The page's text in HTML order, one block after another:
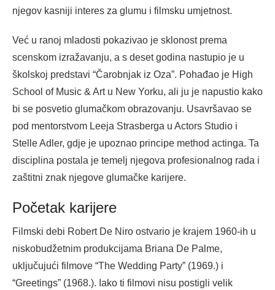
njegov kasniji interes za glumu i filmsku umjetnost.
Već u ranoj mladosti pokazivao je sklonost prema
scenskom izražavanju, a s deset godina nastupio je u
školskoj predstavi “Čarobnjak iz Oza”. Pohađao je High
School of Music & Art u New Yorku, ali ju je napustio kako
bi se posvetio glumačkom obrazovanju. Usavršavao se
pod mentorstvom Leeja Strasberga u Actors Studio i
Stelle Adler, gdje je upoznao principe method actinga. Ta
disciplina postala je temelj njegova profesionalnog rada i
zaštitni znak njegove glumačke karijere.
Početak karijere
Filmski debi Robert De Niro ostvario je krajem 1960-ih u
niskobudžetnim produkcijama Briana De Palme,
uključujući filmove “The Wedding Party” (1969.) i
“Greetings” (1968.). Iako ti filmovi nisu postigli velik